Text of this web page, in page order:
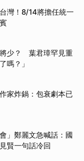
灣！8/14將擔任統一
少？ 葉君璋罕見重
嗎？」
家炸鍋：包衰劇本已
」鄭麗文急喊話：國
賢一句話冷回